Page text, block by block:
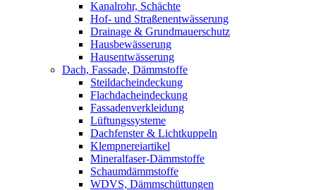
Kanalrohr, Schächte
Hof- und Straßenentwässerung
Drainage & Grundmauerschutz
Hausbewässerung
Hausentwässerung
Dach, Fassade, Dämmstoffe
Steildacheindeckung
Flachdacheindeckung
Fassadenverkleidung
Lüftungssysteme
Dachfenster & Lichtkuppeln
Klempnereiartikel
Mineralfaser-Dämmstoffe
Schaumdämmstoffe
WDVS, Dämmschüttungen